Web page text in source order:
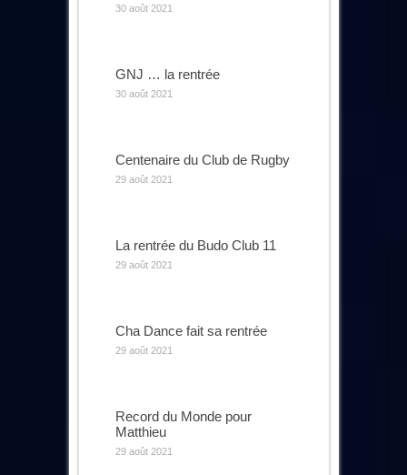
30 août 2021
GNJ … la rentrée
30 août 2021
Centenaire du Club de Rugby
29 août 2021
La rentrée du Budo Club 11
29 août 2021
Cha Dance fait sa rentrée
29 août 2021
Record du Monde pour
Matthieu
29 août 2021